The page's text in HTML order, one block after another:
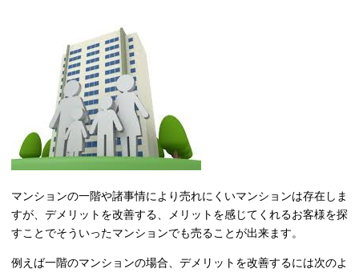
マンションの一階や諸事情により売れにくいマンションは存在しま
すが、デメリットを改善する、メリットを感じてくれるお客様を探
すことでそういったマンションでも売ることが出来ます。
例えば一階のマンションの場合、デメリットを改善するには次のよ